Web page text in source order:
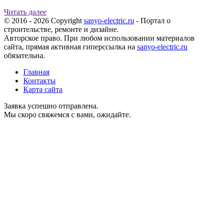
Читать далее
© 2016 - 2026 Copyright sanyo-electric.ru - Портал о
строительстве, ремонте и дизайне.
Авторское право. При любом использовании материалов
сайта, прямая активная гиперссылка на sanyo-electric.ru
обязательна.
Главная
Контакты
Карта сайта
Заявка успешно отправлена.
Мы скоро свяжемся с вами, ожидайте.